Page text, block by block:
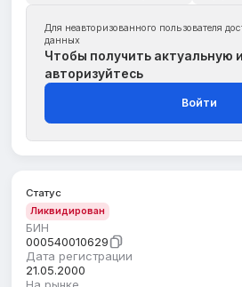
Для неавторизованного пользователя
данных
Чтобы получить актуальную
авторизуйтесь
Войти
Статус
Ликвидирован
БИН
000540010629
Дата регистрации
21.05.2000